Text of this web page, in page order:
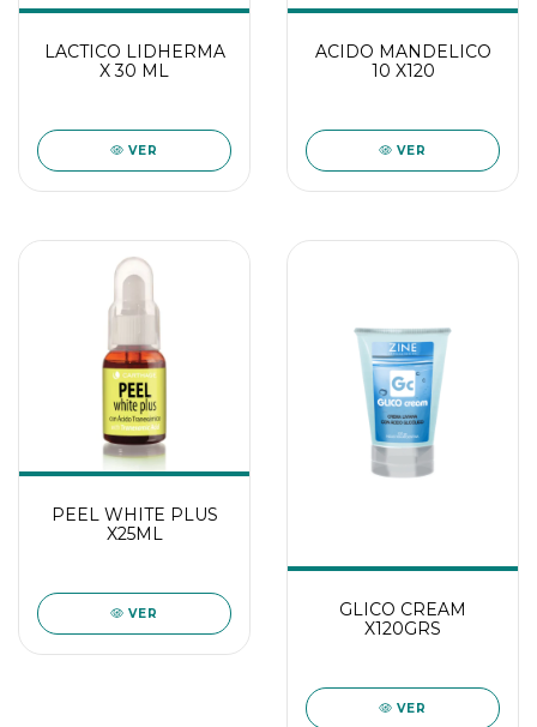
LACTICO LIDHERMA
X 30 ML
VER
ACIDO MANDELICO
10 X120
VER
PEEL WHITE PLUS
X25ML
VER
GLICO CREAM
X120GRS
VER